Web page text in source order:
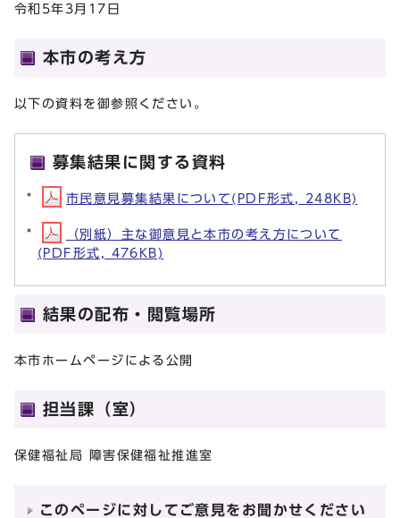
令和5年3月17日
本市の考え方
以下の資料を御参照ください。
募集結果に関する資料
市民意見募集結果について(PDF形式, 248KB)
（別紙）主な御意見と本市の考え方について
(PDF形式, 476KB)
結果の配布・閲覧場所
本市ホームページによる公開
担当課（室）
保健福祉局 障害保健福祉推進室
このページに対してご意見をお聞かせください